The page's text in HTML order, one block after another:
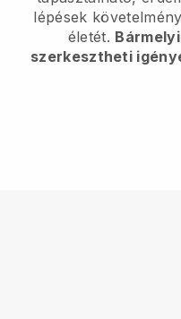
lépések
életét.
szerkesztheti